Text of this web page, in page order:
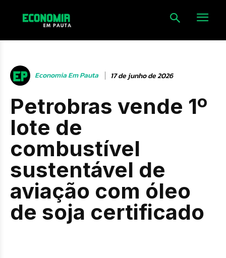
Economia Em Pauta 17 de junho de 2026
Petrobras vende 1º
lote de
combustível
sustentável de
aviação com óleo
de soja certificado